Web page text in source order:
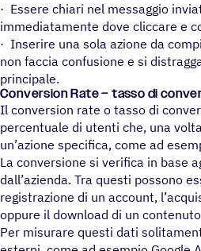
· Essere chiari nel messaggio
immediatamente dove cliccare e
· Inserire una sola azione da
non faccia confusione e si
principale.
Conver­sion Rate – tasso di
Il conversion rate o tasso di
percentuale di utenti che, una
un’azione specifica, come ad
La conversione si verifica in base
dall’azienda. Tra questi possono
registrazione di un account,
oppure il download di un
Per misurare questi dati